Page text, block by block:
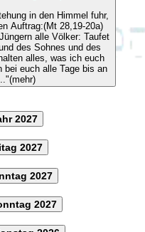
in den Himmel fuhr,
Auftrag:(Mt 28,19-20a)
alle Völker: Taufet
des Sohnes und des
alles, was ich euch
2027
2027
2027
2027